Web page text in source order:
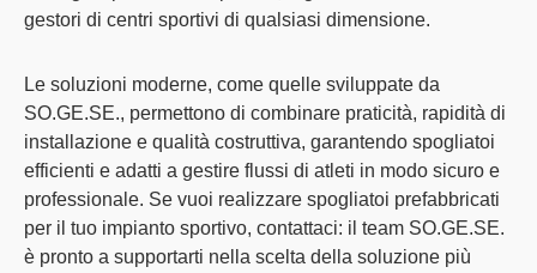
gestori di centri sportivi di qualsiasi dimensione.
Le soluzioni moderne, come quelle sviluppate da
SO.GE.SE., permettono di combinare praticità, rapidità di
installazione e qualità costruttiva, garantendo spogliatoi
efficienti e adatti a gestire flussi di atleti in modo sicuro e
professionale. Se vuoi realizzare spogliatoi prefabbricati
per il tuo impianto sportivo, contattaci: il team SO.GE.SE.
è pronto a supportarti nella scelta della soluzione più